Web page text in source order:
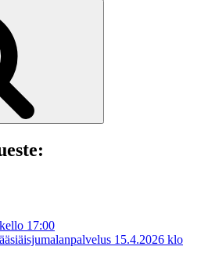
17:00
15.4.2026 klo